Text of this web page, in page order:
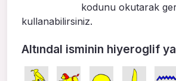
kodunu okutarak
kullanabilirsiniz.
Altındal isminin hiyeroglif